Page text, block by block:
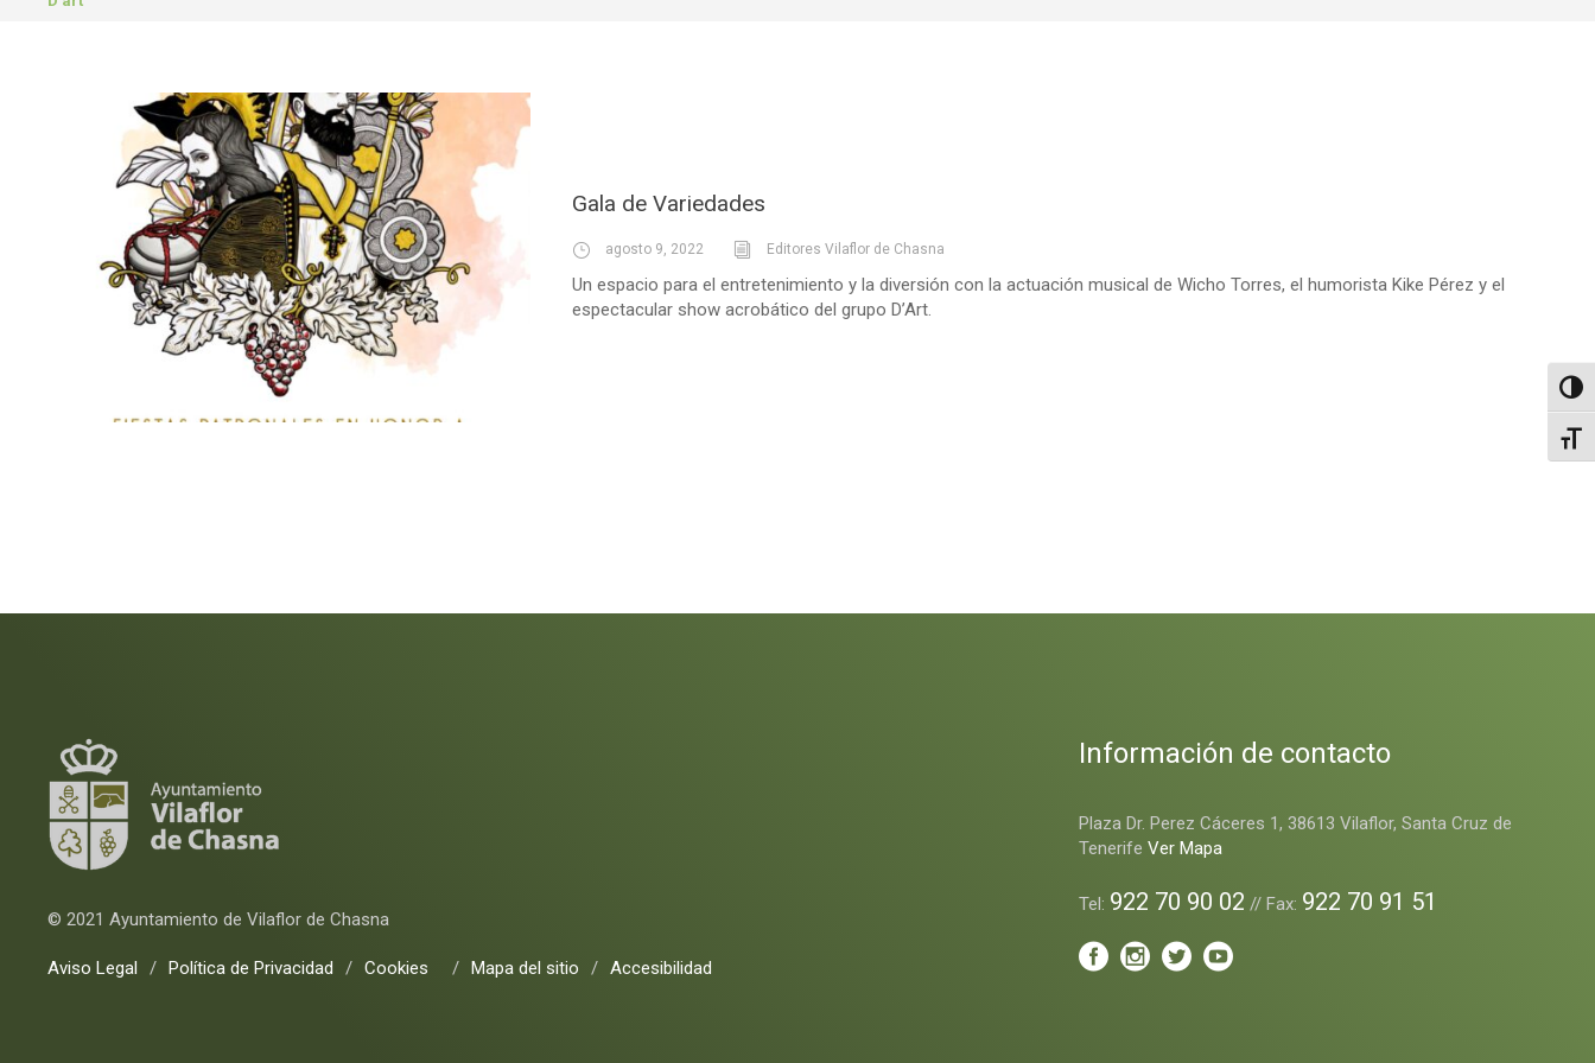
Gala de Variedades
agosto 9, 2022 Editores Vilaflor de Chasna
Un espacio para el entretenimiento y la diversión con la actuación musical de Wicho Torres, el humorista Kike Pérez y el
espectacular show acrobático del grupo D’Art.
© 2021 Ayuntamiento de Vilaflor de Chasna
Aviso Legal / Política de Privacidad / Cookies / Mapa del sitio / Accesibilidad
Información de contacto
Plaza Dr. Perez Cáceres 1, 38613 Vilaflor, Santa Cruz de
TenerifeVer Mapa
Tel: 922 70 90 02 // Fax: 922 70 91 51